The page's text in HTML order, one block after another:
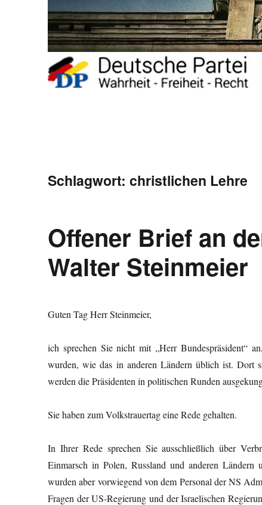
Schlagwort:christlichen Lehre
Offener Brief an
Walter Steinmeier
Guten Tag Herr Steinmeier,
ich sprechen Sie nicht mit „Herr Bundespräsident“
wurden, wie das in anderen Ländern üblich ist. Dort
werden die Präsidenten in politischen Runden
Sie haben zum Volkstrauertag eine Rede gehalten.
In Ihrer Rede sprechen Sie ausschließlich über
Einmarsch in Polen, Russland und anderen
wurden aber vorwiegend von dem Personal der NS
Fragen der US-Regierung und der Israelischen